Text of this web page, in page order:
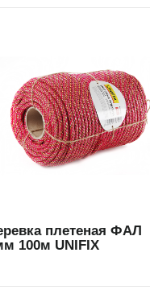
плетеная ФАЛ
100м UNIFIX
699591